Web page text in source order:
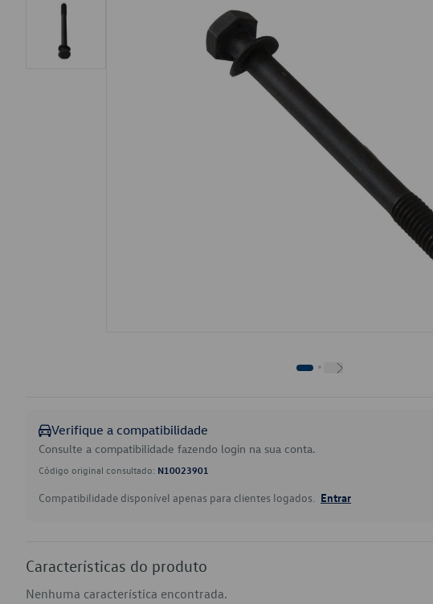
Verifique a compatibilidade
Consulte a compatibilidade fazendo login na sua conta.
Código original consultado: N10023901
Compatibilidade disponível apenas para clientes logados. Entrar
Características do produto
Nenhuma característica encontrada.